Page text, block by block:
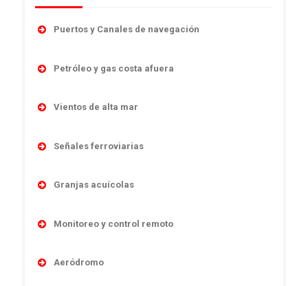
Puertos y Canales de navegación
Linternas autocontenidas
Luces direccionales
Petróleo y gas costa afuera
Linternas antiexplosivas
Sistemas de poder
Vientos de alta mar
Sistema y controles
Señales ferroviarias
Señales absolutas y de distancia
Señales de maniobras
Sistemas ensamblados
Granjas acuícolas
Linternas marinas
Monitoreo y control remoto
Monitoreo y control remoto
Aeródromo